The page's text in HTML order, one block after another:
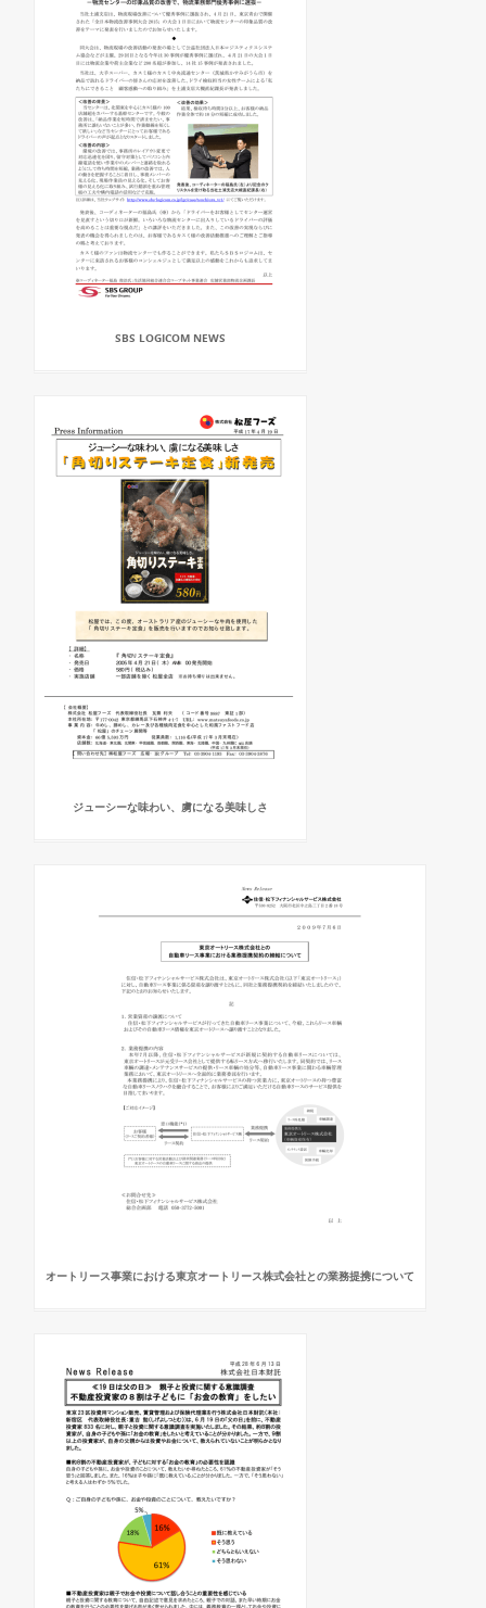
SBS LOGICOM NEWS
ジューシーな味わい、虜になる美味しさ
オートリース事業における東京オートリース株式会社との業務提携について